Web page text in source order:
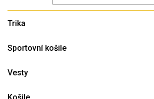
Trika
Sportovní košile
Vesty